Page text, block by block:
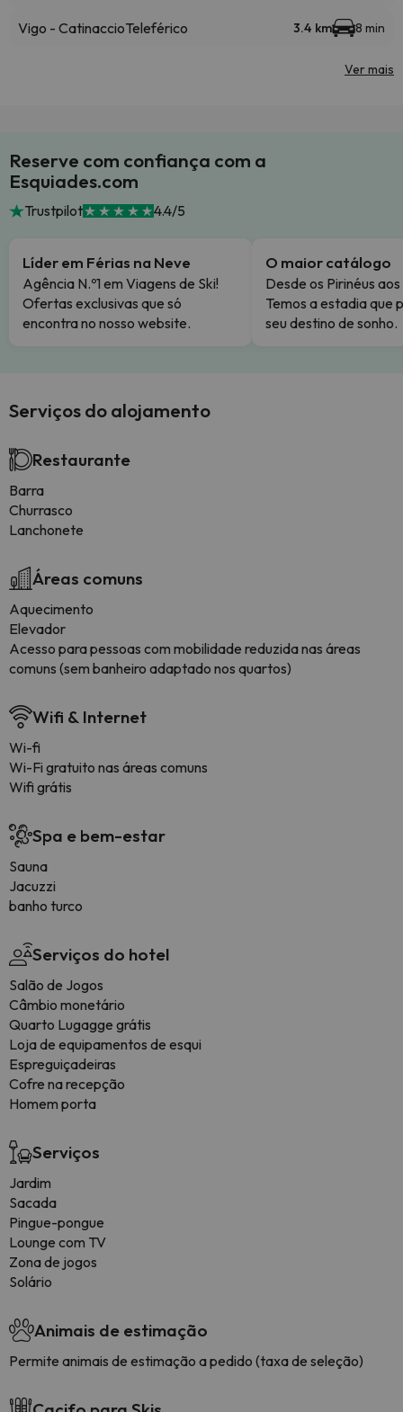
Vigo - CatinaccioTeleférico 3.4 km 8 min
Ver mais
Reserve com confiança com a
Esquiades.com
Trustpilot 4.4/5
Líder em Férias na Neve
Agência N.º1 em Viagens de Ski!
Ofertas exclusivas que só
encontra no nosso website.
O maior catálogo
Desde os Pirinéus
Temos a estadia que
seu destino de sonho.
Serviços do alojamento
Restaurante
Barra
Churrasco
Lanchonete
Áreas comuns
Aquecimento
Elevador
Acesso para pessoas com mobilidade reduzida nas áreas
comuns (sem banheiro adaptado nos quartos)
Wifi & Internet
Wi-fi
Wi-Fi gratuito nas áreas comuns
Wifi grátis
Spa e bem-estar
Sauna
Jacuzzi
banho turco
Serviços do hotel
Salão de Jogos
Câmbio monetário
Quarto Lugagge grátis
Loja de equipamentos de esqui
Espreguiçadeiras
Cofre na recepção
Homem porta
Serviços
Jardim
Sacada
Pingue-pongue
Lounge com TV
Zona de jogos
Solário
Animais de estimação
Permite animais de estimação a pedido (taxa de seleção)